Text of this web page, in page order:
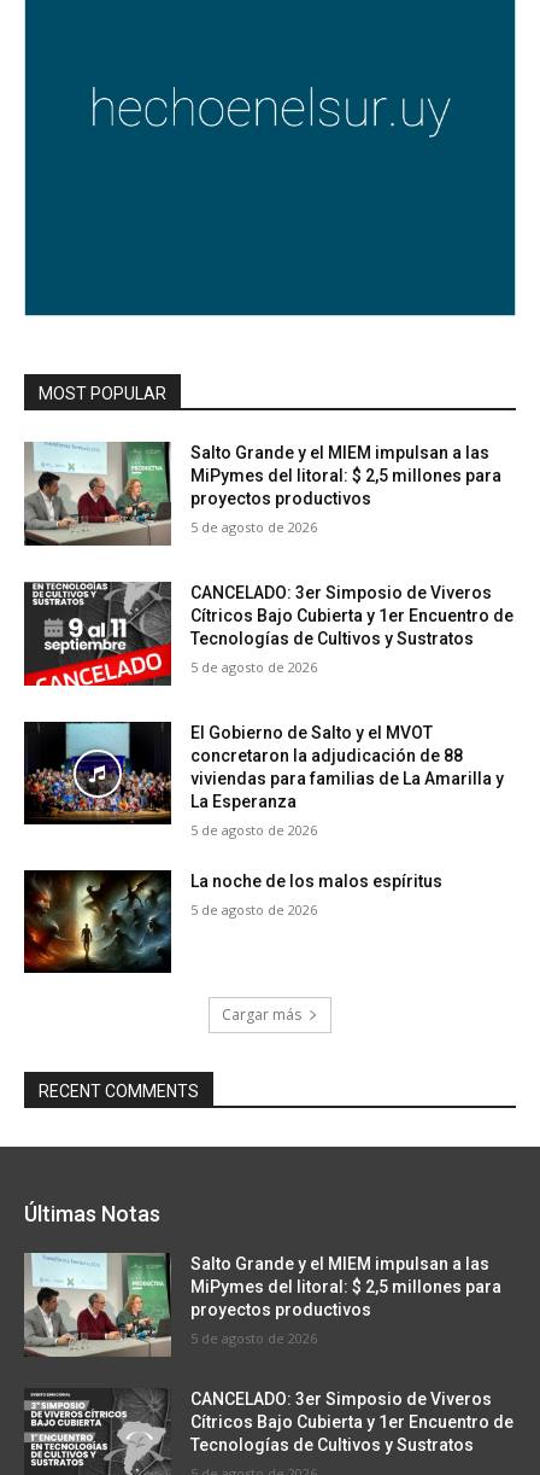
MOST POPULAR
Salto Grande y el MIEM impulsan a las
MiPymes del litoral: $ 2,5 millones para
proyectos productivos
5 de agosto de 2026
CANCELADO: 3er Simposio de Viveros
Cítricos Bajo Cubierta y 1er Encuentro de
Tecnologías de Cultivos y Sustratos
5 de agosto de 2026
El Gobierno de Salto y el MVOT
concretaron la adjudicación de 88
viviendas para familias de La Amarilla y
La Esperanza
5 de agosto de 2026
La noche de los malos espíritus
5 de agosto de 2026
Cargar más
RECENT COMMENTS
Últimas Notas
Salto Grande y el MIEM impulsan a las
MiPymes del litoral: $ 2,5 millones para
proyectos productivos
5 de agosto de 2026
CANCELADO: 3er Simposio de Viveros
Cítricos Bajo Cubierta y 1er Encuentro de
Tecnologías de Cultivos y Sustratos